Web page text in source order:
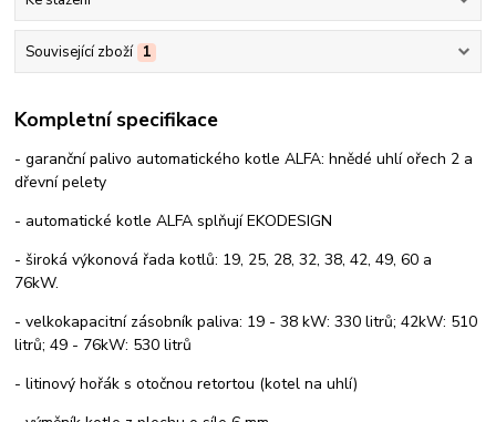
Související zboží 1
Kompletní specifikace
- garanční palivo automatického kotle ALFA: hnědé uhlí ořech 2 a
dřevní pelety
- automatické kotle ALFA splňují EKODESIGN
- široká výkonová řada kotlů: 19, 25, 28, 32, 38, 42, 49, 60 a
76kW.
- velkokapacitní zásobník paliva: 19 - 38 kW: 330 litrů; 42kW: 510
litrů; 49 - 76kW: 530 litrů
- litinový hořák s otočnou retortou (kotel na uhlí)